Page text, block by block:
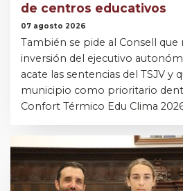
de centros educativos
07 agosto 2026
También se pide al Consell que
inversión del ejecutivo
acate las sentencias del TSJV y
municipio como prioritario
Confort Térmico Edu Clima